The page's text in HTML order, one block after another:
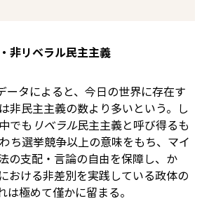
非リベラル民主主義
ータによると、今日の世界に存在す
非民主主義の数より多いという。し
でも リベラル民主主義と呼び得るも
ち選挙競争以上の意味をもち、マイ
の支配・言論の自由を保障し、か
おける非差別を実践している政体の
は極めて僅かに留まる。